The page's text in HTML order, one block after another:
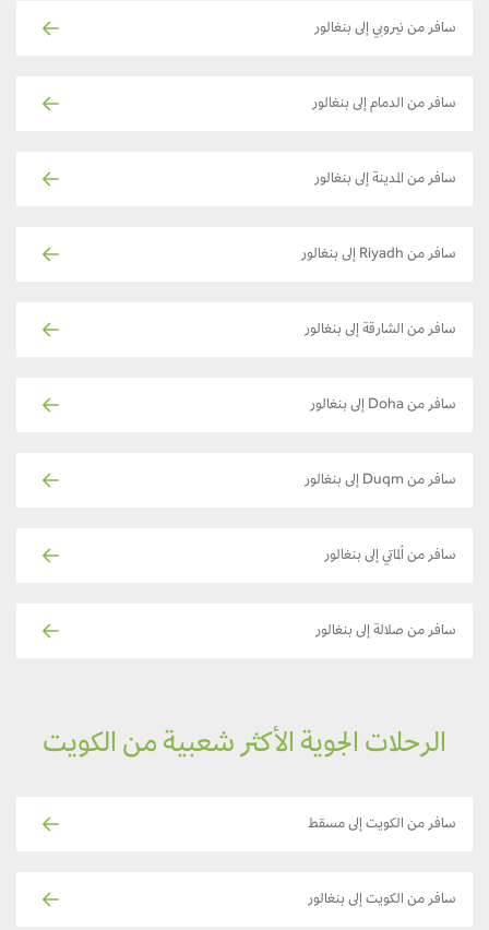
سافر من نيروبي إلى بنغالور
سافر من الدمام إلى بنغالور
سافر من المدينة إلى بنغالور
سافر من Riyadh إلى بنغالور
سافر من الشارقة إلى بنغالور
سافر من Doha إلى بنغالور
سافر من Duqm إلى بنغالور
سافر من ألماتي إلى بنغالور
سافر من صلالة إلى بنغالور
الرحلات الجوية الأكثر شعبية من الكويت
سافر من الكويت إلى مسقط
سافر من الكويت إلى بنغالور